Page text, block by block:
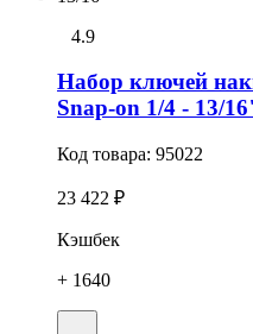
4.9
Набоp ключей
Snap-on 1/4 - 13/
Код товара: 95022
23 422 ₽
Кэшбек
+ 1640